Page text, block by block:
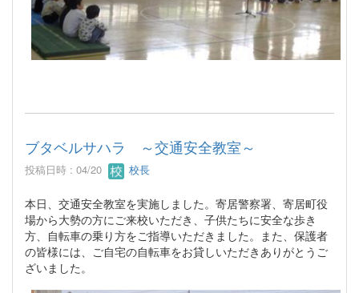
ブタベルサハラ ～交通安全教室～
投稿日時 : 04/20 校長
本日、交通安全教室を実施しました。寄居警察署、寄居町役
場から大勢の方にご来校いただき、子供たちに安全な歩き
方、自転車の乗り方をご指導いただきました。また、保護者
の皆様には、ご自宅の自転車をお貸しいただきありがとうご
ざいました。